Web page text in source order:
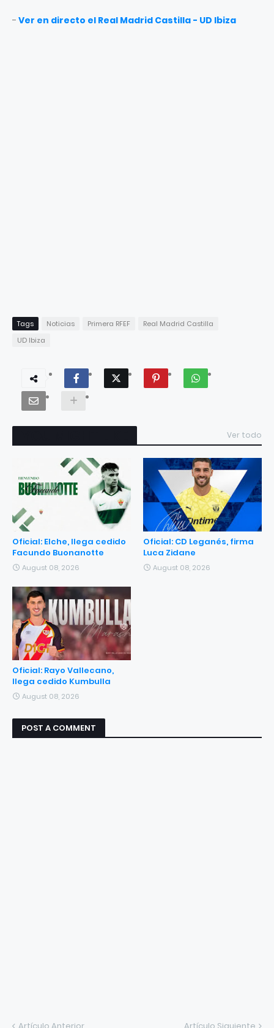
- Ver en directo el Real Madrid Castilla - UD Ibiza
Tags Noticias Primera RFEF
Real Madrid Castilla
UD Ibiza
Ver todo
Oficial: Elche, llega cedido
Facundo Buonanotte
August 08, 2026
Oficial: CD Leganés, firma
Luca Zidane
August 08, 2026
Oficial: Rayo Vallecano,
llega cedido Kumbulla
August 08, 2026
POST A COMMENT